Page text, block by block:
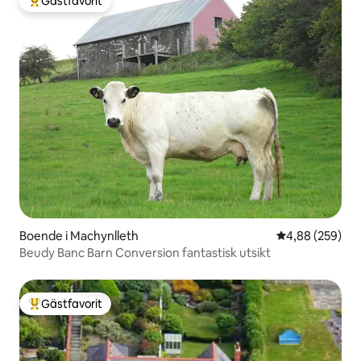
Populär gästfavorit
Boende i Machynlleth 4,88 av 5 i
4,88 (259)
Beudy Banc Barn Conversion fantastisk utsikt
Populär gästfavorit
Gästfavorit